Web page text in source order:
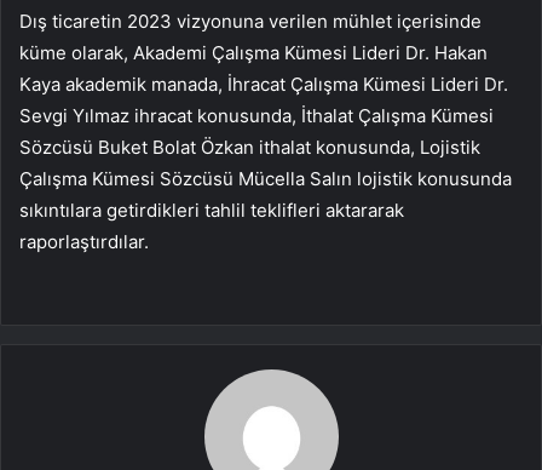
Dış ticaretin 2023 vizyonuna verilen mühlet içerisinde
küme olarak, Akademi Çalışma Kümesi Lideri Dr. Hakan
Kaya akademik manada, İhracat Çalışma Kümesi Lideri Dr.
Sevgi Yılmaz ihracat konusunda, İthalat Çalışma Kümesi
Sözcüsü Buket Bolat Özkan ithalat konusunda, Lojistik
Çalışma Kümesi Sözcüsü Mücella Salın lojistik konusunda
sıkıntılara getirdikleri tahlil teklifleri aktararak
raporlaştırdılar.